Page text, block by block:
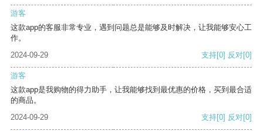
游客
这款app的客服非常专业，遇到问题总是能够及时解决，让我能够安心工
作。
2024-09-29
支持[0] 反对[0]
游客
这款app是我购物的得力助手，让我能够找到最优惠的价格，买到最合适
的商品。
2024-09-29
支持[0] 反对[0]